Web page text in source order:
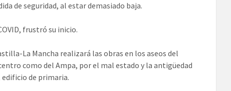
de seguridad, al estar demasiado baja.
frustró su inicio.
La Mancha realizará las obras en los aseos del
como del Ampa, por el mal estado y la antigüedad
edificio de primaria.